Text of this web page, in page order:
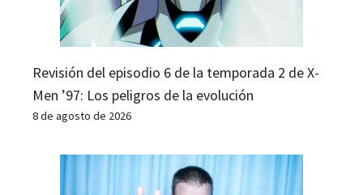
Revisión del episodio 6 de la temporada 2 de X-
Men ’97: Los peligros de la evolución
8 de agosto de 2026